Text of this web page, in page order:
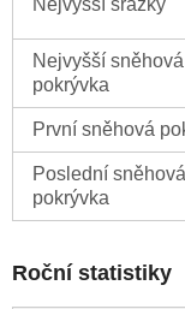
Nejvyšší srážky
Nejvyšší sněhová
pokrývka
První sněhová
Poslední sněhová
pokrývka
Roční statistiky